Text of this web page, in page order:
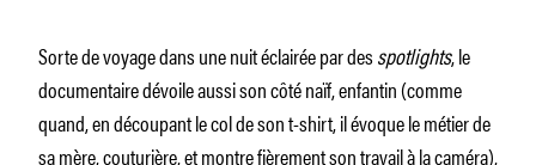
Sorte de voyage dans une nuit éclairée par desspotlights, le
documentaire dévoile aussi son côté naïf, enfantin (comme
quand, en découpant le col de son t-shirt, il évoque le métier de
sa mère, couturière, et montre fièrement son travail à la caméra),